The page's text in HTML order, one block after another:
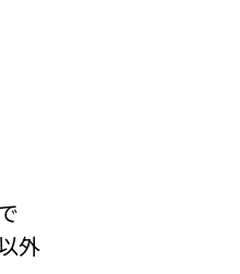
外